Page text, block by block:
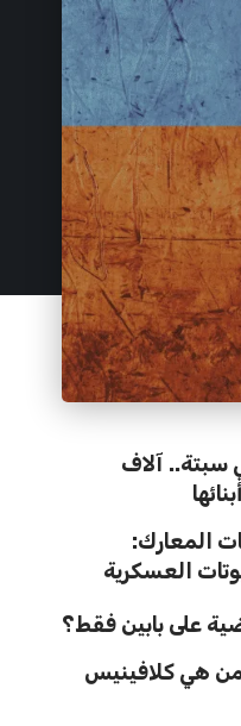
سبتة.. آلاف
المعارك:
العسكرية
على بابين فقط؟
من هي كلافينيس